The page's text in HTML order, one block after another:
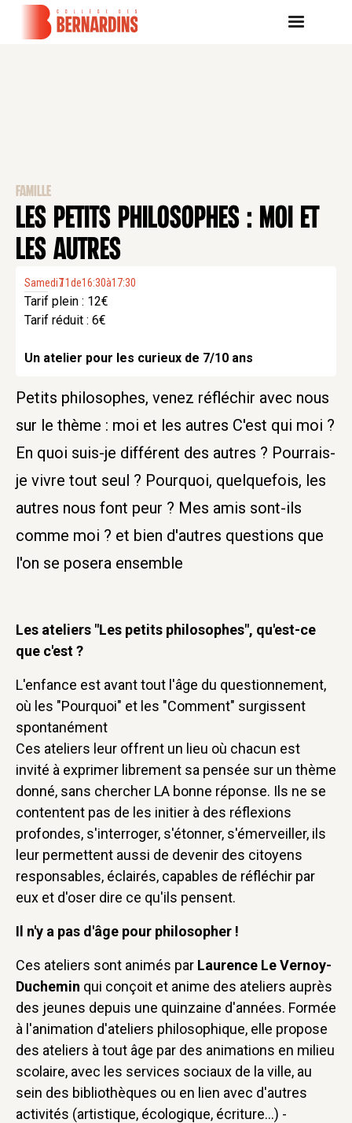
FAMILLE
LES PETITS PHILOSOPHES : MOI ET
LES AUTRES
Samedi7
.11de16:30à17:30
Tarif plein : 12€
Tarif réduit : 6€
Un atelier pour les curieux de 7/10 ans
Petits philosophes, venez réfléchir avec nous
sur le thème : moi et les autres C'est qui moi ?
En quoi suis-je différent des autres ? Pourrais-
je vivre tout seul ? Pourquoi, quelquefois, les
autres nous font peur ? Mes amis sont-ils
comme moi ? et bien d'autres questions que
l'on se posera ensemble
Les ateliers "Les petits philosophes", qu'est-ce
que c'est ?
L'enfance est avant tout l'âge du questionnement,
où les "Pourquoi" et les "Comment" surgissent
spontanément
Ces ateliers leur offrent un lieu où chacun est
invité à exprimer librement sa pensée sur un thème
donné, sans chercher LA bonne réponse. Ils ne se
contentent pas de les initier à des réflexions
profondes, s'interroger, s'étonner, s'émerveiller, ils
leur permettent aussi de devenir des citoyens
responsables, éclairés, capables de réfléchir par
eux et d'oser dire ce qu'ils pensent.
Il n'y a pas d'âge pour philosopher !
Ces ateliers sont animés par Laurence Le Vernoy-
Duchemin qui conçoit et anime des ateliers auprès
des jeunes depuis une quinzaine d'années. Formée
à l'animation d'ateliers philosophique, elle propose
des ateliers à tout âge par des animations en milieu
scolaire, avec les services sociaux de la ville, au
sein des bibliothèques ou en lien avec d'autres
activités (artistique, écologique, écriture...) -